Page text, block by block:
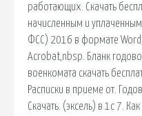
работающих. Скачать
начисленным и
ФСС) 2016 в формате
Acrobat,nbsp. Бланк
военкомата скачать
Расписки в приеме от.
Скачать. (эксель) в 1с 7.